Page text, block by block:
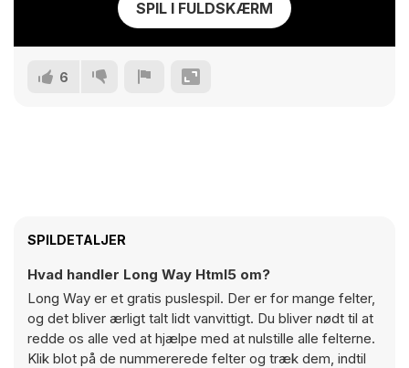
SPIL I FULDSKÆRM
6
SPILDETALJER
Hvad handler Long Way Html5 om?
Long Way er et gratis puslespil. Der er for mange felter,
og det bliver ærligt talt lidt vanvittigt. Du bliver nødt til at
redde os alle ved at hjælpe med at nulstille alle felterne.
Klik blot på de nummererede felter og træk dem, indtil